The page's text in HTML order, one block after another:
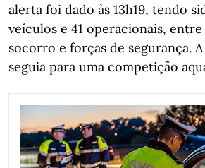
alerta foi dado às 13h19, tendo
veículos e 41 operacionais, entre
socorro e forças de segurança.
seguia para uma competição